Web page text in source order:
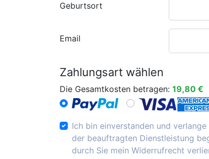
Geburtsort
Email
Zahlungsart wählen
Die Gesamtkosten betragen: 19,80 €
Ich bin einverstanden und
der beauftragten Dienstleistung
durch Sie mein Widerrufrecht